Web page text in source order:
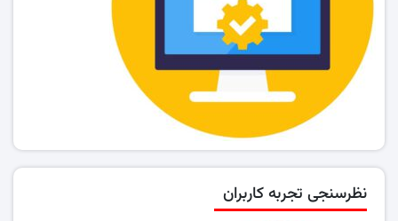
نظرسنجی تجربه کاربران